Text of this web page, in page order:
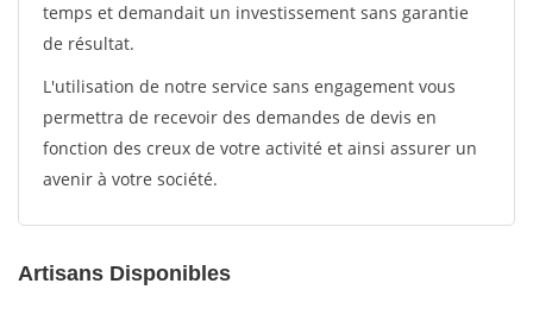
temps et demandait un investissement sans garantie
de résultat.
L'utilisation de notre service sans engagement vous
permettra de recevoir des demandes de devis en
fonction des creux de votre activité et ainsi assurer un
avenir à votre société.
Artisans Disponibles